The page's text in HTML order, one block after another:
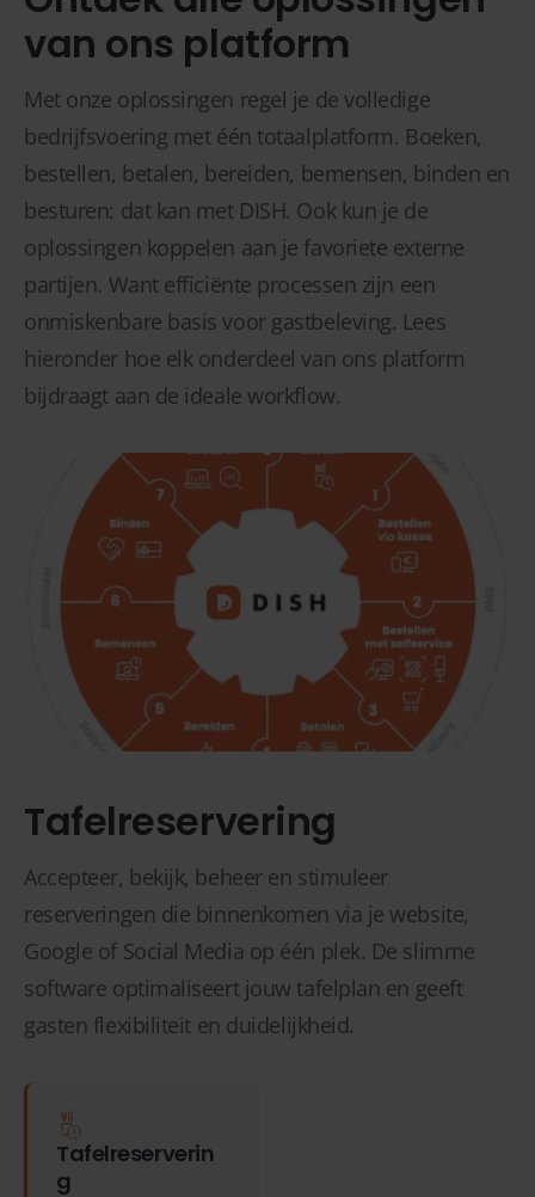
van ons platform
Met onze oplossingen regel je de volledige
bedrijfsvoering met één totaalplatform. Boeken,
bestellen, betalen, bereiden, bemensen, binden en
besturen: dat kan met DISH. Ook kun je de
oplossingen koppelen aan je favoriete externe
partijen. Want efficiënte processen zijn een
onmiskenbare basis voor gastbeleving. Lees
hieronder hoe elk onderdeel van ons platform
bijdraagt aan de ideale workflow.
Tafelreservering
Accepteer, bekijk, beheer en stimuleer
reserveringen die binnenkomen via je website,
Google of Social Media op één plek. De slimme
software optimaliseert jouw tafelplan en geeft
gasten flexibiliteit en duidelijkheid.
Tafelreserverin
g